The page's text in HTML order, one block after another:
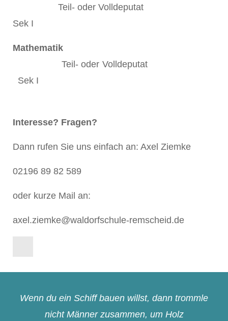
Teil- oder Volldeputat
Sek I
Mathematik
Teil- oder Volldeputat
Sek I
Interesse? Fragen?
Dann rufen Sie uns einfach an: Axel Ziemke
02196 89 82 589
oder kurze Mail an:
axel.ziemke@waldorfschule-remscheid.de
Wenn du ein Schiff bauen willst, dann trommle
nicht Männer zusammen, um Holz